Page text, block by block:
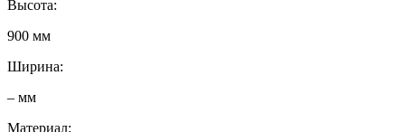
Высота:
900 мм
Ширина:
– мм
Материал: